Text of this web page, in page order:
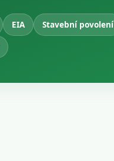
EIA
Stavební povolení